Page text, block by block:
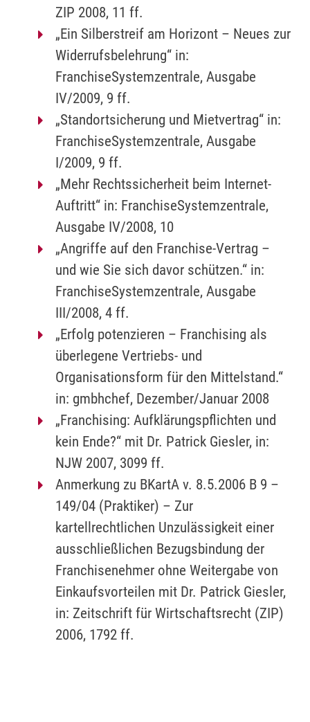
ZIP 2008, 11 ff.
„Ein Silberstreif am Horizont – Neues zur
Widerrufsbelehrung“ in:
FranchiseSystemzentrale, Ausgabe
IV/2009, 9 ff.
„Standortsicherung und Mietvertrag“ in:
FranchiseSystemzentrale, Ausgabe
I/2009, 9 ff.
„Mehr Rechtssicherheit beim Internet-
Auftritt“ in: FranchiseSystemzentrale,
Ausgabe IV/2008, 10
„Angriffe auf den Franchise-Vertrag –
und wie Sie sich davor schützen.“ in:
FranchiseSystemzentrale, Ausgabe
III/2008, 4 ff.
„Erfolg potenzieren – Franchising als
überlegene Vertriebs- und
Organisationsform für den Mittelstand.“
in: gmbhchef, Dezember/Januar 2008
„Franchising: Aufklärungspflichten und
kein Ende?“ mit Dr. Patrick Giesler, in:
NJW 2007, 3099 ff.
Anmerkung zu BKartA v. 8.5.2006 B 9 –
149/04 (Praktiker) – Zur
kartellrechtlichen Unzulässigkeit einer
ausschließlichen Bezugsbindung der
Franchisenehmer ohne Weitergabe von
Einkaufsvorteilen mit Dr. Patrick Giesler,
in: Zeitschrift für Wirtschaftsrecht (ZIP)
2006, 1792 ff.